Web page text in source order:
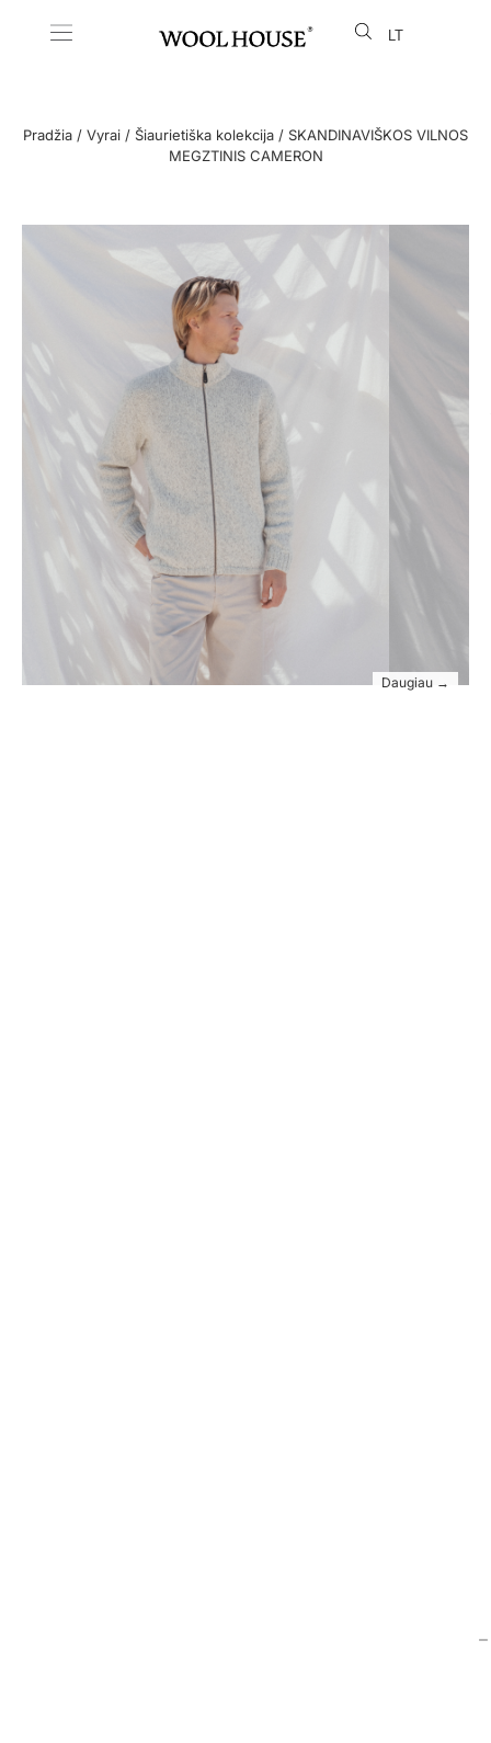
LT
EN
Pradžia / Vyrai / Šiaurietiška kolekcija / SKANDINAVIŠKOS VILNOS
MEGZTINIS CAMERON